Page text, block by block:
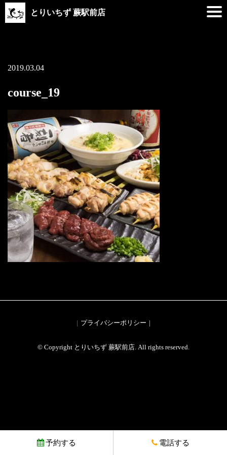
とりいちず 蕨駅前店
2019.03.04
course_19
プライバシーポリシー
© Copyright とりいちず 蕨駅前店. All rights reserved.
予約する 電話する